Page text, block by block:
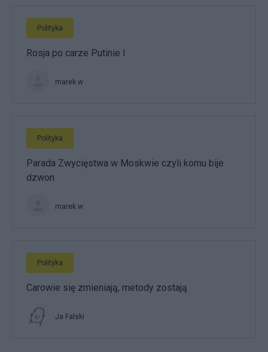
Polityka
Rosja po carze Putinie I
marek.w
Polityka
Parada Zwycięstwa w Moskwie czyli komu bije
dzwon
marek.w
Polityka
Carowie się zmieniają, metody zostają
Ja Falski